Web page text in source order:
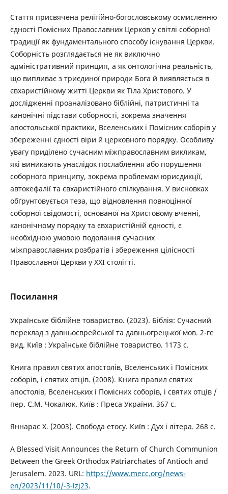
Стаття присвячена релігійно-богословському осмисленню
єдності Помісних Православних Церков у світлі соборної
традиції як фундаментального способу існування Церкви.
Соборність розглядається не як виключно
адміністративний принцип, а як онтологічна реальність,
що випливає з триєдиної природи Бога й виявляється в
євхаристійному житті Церкви як Тіла Христового. У
дослідженні проаналізовано біблійні, патристичні та
канонічні підстави соборності, зокрема значення
апостольської практики, Вселенських і Помісних соборів у
збереженні єдності віри й церковного порядку. Особливу
увагу приділено сучасним міжправославним викликам,
які виникають унаслідок послаблення або порушення
соборного принципу, зокрема проблемам юрисдикції,
автокефалії та євхаристійного спілкування. У висновках
обґрунтовується теза, що відновлення повноцінної
соборної свідомості, основаної на Христовому вченні,
канонічному порядку та євхаристійній єдності, є
необхідною умовою подолання сучасних
міжправославних розбратів і збереження цілісності
Православної Церкви у ХХІ столітті.
Посилання
Українське біблійне товариство. (2023). Біблія: Сучасний
переклад з давньоєврейської та давньогрецької мов. 2-ге
вид. Київ : Українське біблійне товариство. 1173 с.
Книга правил святих апостолів, Вселенських і Помісних
соборів, і святих отців. (2008). Книга правил святих
апостолів, Вселенських і Помісних соборів, і святих отців /
пер. С.М. Чокалюк. Київ : Преса України. 367 c.
Яннарас Х. (2003). Свобода етосу. Київ : Дух і літера. 268 с.
A Blessed Visit Announces the Return of Church Communion
Between the Greek Orthodox Patriarchates of Antioch and
Jerusalem. 2023. URL: https://www.mecc.org/news-
en/2023/11/10/-3-lzj23.